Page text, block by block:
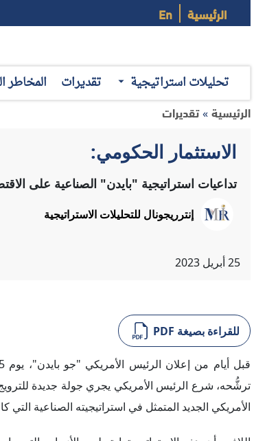
الرئيسية En
تحليلات استراتيجية تقديرات المخاطر
الرئيسية » تقديرات
الاستثمار الحكومي:
تداعيات استراتيجية "بايدن" الصناعية على
إنترريجونال للتحليلات الاستراتيجية
25أبريل 2023
للقراءة بصيغة PDF
ترشُّحه، شرع الرئيس الأمريكي يجري جولة جديدة للترويج
الأمريكي الجديد المتمثل في استراتيجيته الصناعية التي كان قد بدأها في عام 2021، جوهرَ حملته